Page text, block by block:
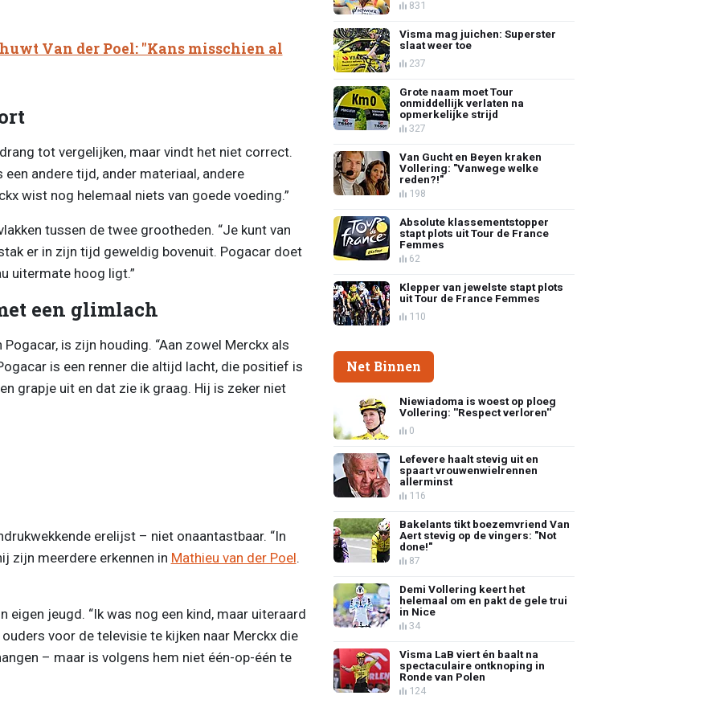
Van der Poel: "Kans misschien al
tot vergelijken, maar vindt het niet correct.
andere tijd, ander materiaal, andere
wist nog helemaal niets van goede voeding.”
tussen de twee grootheden. “Je kunt van
er in zijn tijd geweldig bovenuit. Pogacar doet
uitermate hoog ligt.”
een glimlach
is zijn houding. “Aan zowel Merckx als
is een renner die altijd lacht, die positief is
grapje uit en dat zie ik graag. Hij is zeker niet
erelijst – niet onaantastbaar. “In
zijn meerdere erkennen in Mathieu van der Poel.
eigen jeugd. “Ik was nog een kind, maar uiteraard
voor de televisie te kijken naar Merckx die
– maar is volgens hem niet één-op-één te
831
Visma mag juichen: Superster
slaat weer toe
237
Grote naam moet Tour
onmiddellijk verlaten na
opmerkelijke strijd
327
Van Gucht en Beyen kraken
Vollering: "Vanwege welke
reden?!"
198
Absolute klassementstopper
stapt plots uit Tour de France
Femmes
62
Klepper van jewelste stapt plots
uit Tour de France Femmes
110
Net Binnen
Niewiadoma is woest op ploeg
Vollering: ''Respect verloren''
0
Lefevere haalt stevig uit en
spaart vrouwenwielrennen
allerminst
116
Bakelants tikt boezemvriend Van
Aert stevig op de vingers: "Not
done!"
87
Demi Vollering keert het
helemaal om en pakt de gele trui
in Nice
34
Visma LaB viert én baalt na
spectaculaire ontknoping in
Ronde van Polen
124